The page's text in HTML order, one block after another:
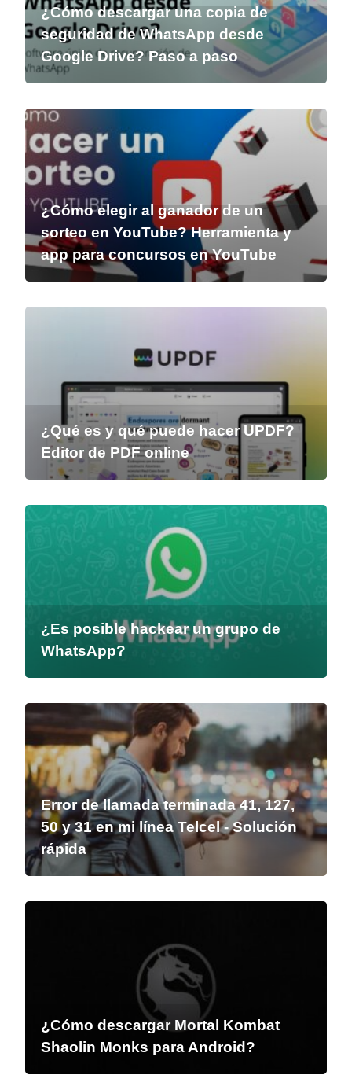
¿Cómo descargar una copia de
seguridad de WhatsApp desde
Google Drive? Paso a paso
¿Cómo elegir al ganador de un
sorteo en YouTube? Herramienta y
app para concursos en YouTube
¿Qué es y qué puede hacer UPDF?
Editor de PDF online
¿Es posible hackear un grupo de
WhatsApp?
Error de llamada terminada 41, 127,
50 y 31 en mi línea Telcel - Solución
rápida
¿Cómo descargar Mortal Kombat
Shaolin Monks para Android?